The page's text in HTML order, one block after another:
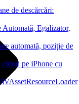
de descărcări:
Egalizator,
automată, poziție de
cloud pe iPhone cu